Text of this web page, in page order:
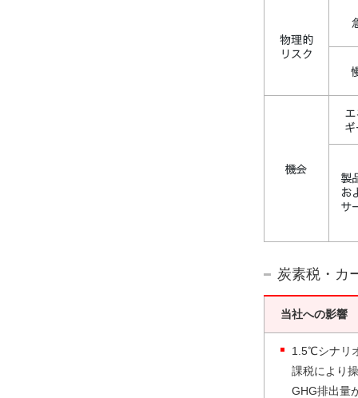
炭素税・カ
当社への影響
1.5℃シナリ
課税により
GHG排出量